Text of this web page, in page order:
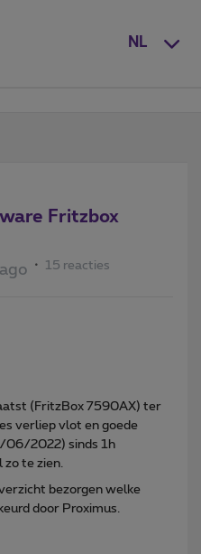
NL
Fritzbox
15 reacties
(FritzBox 7590AX) ter
verliep vlot en goede
06/2022) sinds 1h
te zien.
bezorgen welke
door Proximus.